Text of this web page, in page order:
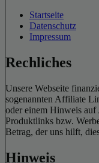
Startseite
Datenschutz
Impressum
Rechliches
Unsere Webseite
sogenannten Affiliate
oder einem Hinweis
Produktlinks bzw.
Betrag, der uns hilft,
Hinweis